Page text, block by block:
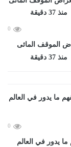
0
الموقف المائى
0
ما يدور في العالم